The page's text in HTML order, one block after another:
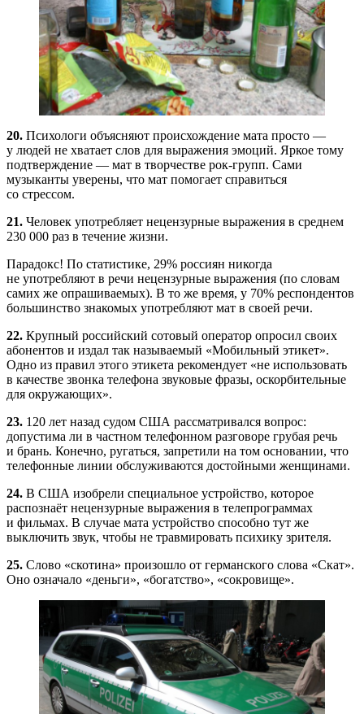
20. Психологи объясняют происхождение мата просто —
у людей не хватает слов для выражения эмоций. Яркое тому
подтверждение — мат в творчестве рок-групп. Сами
музыканты уверены, что мат помогает справиться
со стрессом.
21. Человек употребляет нецензурные выражения в среднем
230 000 раз в течение жизни.
Парадокс! По статистике, 29% россиян никогда
не употребляют в речи нецензурные выражения (по словам
самих же опрашиваемых). В то же время, у 70% респондентов
большинство знакомых употребляют мат в своей речи.
22. Крупный российский сотовый оператор опросил своих
абонентов и издал так называемый «Мобильный этикет».
Одно из правил этого этикета рекомендует «не использовать
в качестве звонка телефона звуковые фразы, оскорбительные
для окружающих».
23. 120 лет назад судом США рассматривался вопрос:
допустима ли в частном телефонном разговоре грубая речь
и брань. Конечно, ругаться, запретили на том основании, что
телефонные линии обслуживаются достойными женщинами.
24. В США изобрели специальное устройство, которое
распознаёт нецензурные выражения в телепрограммах
и фильмах. В случае мата устройство способно тут же
выключить звук, чтобы не травмировать психику зрителя.
25. Слово «скотина» произошло от германского слова «Скат».
Оно означало «деньги», «богатство», «сокровище».